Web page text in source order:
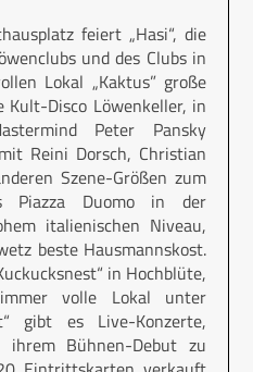
feiert „Hasi“, die
und des Clubs in
Lokal „Kaktus” große
Kult-Disco Löwenkeller, in
Peter Pansky
Reini Dorsch, Christian
Szene-Größen zum
Piazza Duomo in der
italienischen Niveau,
beste Hausmannskost.
in Hochblüte,
volle Lokal unter
gibt es Live-Konzerte,
ihrem Bühnen-Debut zu